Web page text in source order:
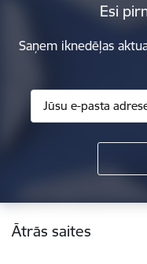
Esi
Saņem iknedēļas
Kājene
Ātrās saites